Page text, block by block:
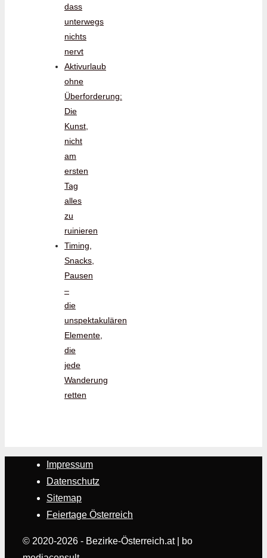
dass
unterwegs
nichts
nervt
Aktivurlaub
ohne
Überforderung:
Die
Kunst,
nicht
am
ersten
Tag
alles
zu
ruinieren
Timing,
Snacks,
Pausen
–
die
unspektakulären
Elemente,
die
jede
Wanderung
retten
Impressum
Datenschutz
Sitemap
Feiertage Österreich
© 2020-2026 - Bezirke-Österreich.at | bo